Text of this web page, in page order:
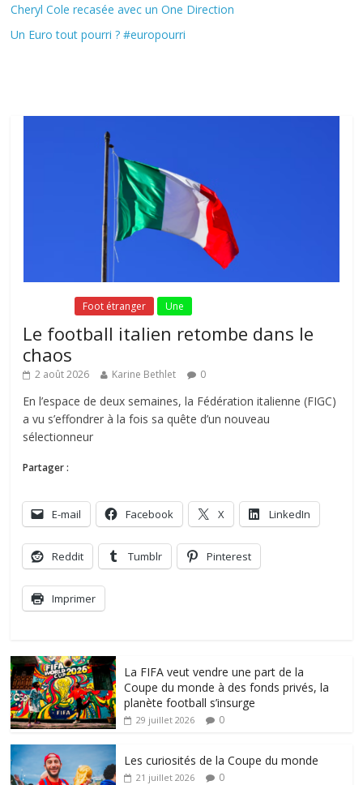
Cheryl Cole recasée avec un One Direction
Un Euro tout pourri ? #europourri
Foot étranger Une
Le football italien retombe dans le
chaos
2 août 2026 Karine Bethlet 0
En l’espace de deux semaines, la Fédération italienne (FIGC)
a vu s’effondrer à la fois sa quête d’un nouveau
sélectionneur
Partager :
E-mail Facebook X LinkedIn
Reddit Tumblr Pinterest
Imprimer
La FIFA veut vendre une part de la
Coupe du monde à des fonds privés, la
planète football s’insurge
29 juillet 2026 0
Les curiosités de la Coupe du monde
21 juillet 2026 0